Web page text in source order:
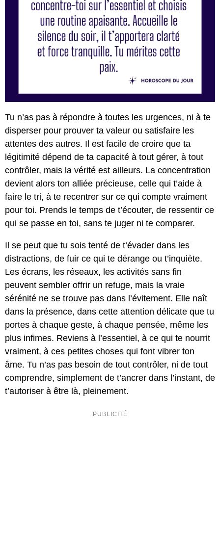
Tu n’as pas à répondre à toutes les urgences, ni à te
disperser pour prouver ta valeur ou satisfaire les
attentes des autres. Il est facile de croire que ta
légitimité dépend de ta capacité à tout gérer, à tout
contrôler, mais la vérité est ailleurs. La concentration
devient alors ton alliée précieuse, celle qui t’aide à
faire le tri, à te recentrer sur ce qui compte vraiment
pour toi. Prends le temps de t’écouter, de ressentir ce
qui se passe en toi, sans te juger ni te comparer.
Il se peut que tu sois tenté de t’évader dans les
distractions, de fuir ce qui te dérange ou t’inquiète.
Les écrans, les réseaux, les activités sans fin
peuvent sembler offrir un refuge, mais la vraie
sérénité ne se trouve pas dans l’évitement. Elle naît
dans la présence, dans cette attention délicate que tu
portes à chaque geste, à chaque pensée, même les
plus infimes. Reviens à l’essentiel, à ce qui te nourrit
vraiment, à ces petites choses qui font vibrer ton
âme. Tu n’as pas besoin de tout contrôler, ni de tout
comprendre, simplement de t’ancrer dans l’instant, de
t’autoriser à être là, pleinement.